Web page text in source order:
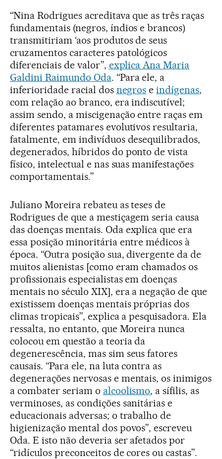
“Nina Rodrigues acreditava que as três raças
fundamentais (negros, índios e brancos)
transmitiriam ‘aos produtos de seus
cruzamentos caracteres patológicos
diferenciais de valor”, explica Ana Maria
Galdini Raimundo Oda. “Para ele, a
inferioridade racial dos negros eindígenas,
com relação ao branco, era indiscutível;
assim sendo, a miscigenação entre raças em
diferentes patamares evolutivos resultaria,
fatalmente, em indivíduos desequilibrados,
degenerados, híbridos do ponto de vista
físico, intelectual e nas suas manifestações
comportamentais.”
Juliano Moreira rebateu as teses de
Rodrigues de que a mestiçagem seria causa
das doenças mentais. Oda explica que era
essa posição minoritária entre médicos à
época. “Outra posição sua, divergente da de
muitos alienistas [como eram chamados os
profissionais especialistas em doenças
mentais no século XIX], era a negação de que
existissem doenças mentais próprias dos
climas tropicais”, explica a pesquisadora. Ela
ressalta, no entanto, que Moreira nunca
colocou em questão a teoria da
degenerescência, mas sim seus fatores
causais. “Para ele, na luta contra as
degenerações nervosas e mentais, os inimigos
a combater seriam o alcoolismo, a sífilis, as
verminoses, as condições sanitárias e
educacionais adversas; o trabalho de
higienização mental dos povos”, escreveu
Oda. E isto não deveria ser afetados por
“ridículos preconceitos de cores ou castas”.